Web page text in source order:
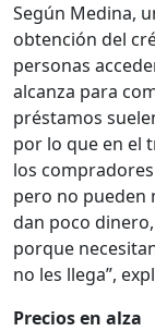
Según Medina,
obtención del
personas
alcanza para
préstamos
por lo que en el
los compradores
pero no pueden
dan poco
porque
no les llega”,
Precios en alza